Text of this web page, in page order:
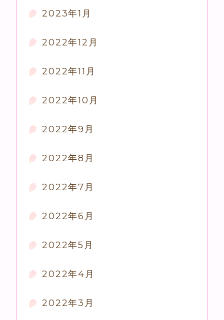
2023年1月
2022年12月
2022年11月
2022年10月
2022年9月
2022年8月
2022年7月
2022年6月
2022年5月
2022年4月
2022年3月